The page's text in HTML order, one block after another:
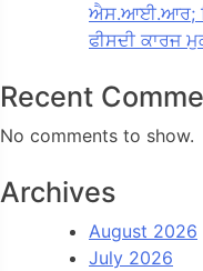
ਐਸ.ਆਈ.ਆਰ;
ਫੀਸਦੀ ਕਾਰਜ
Recent
No comments to show.
Archives
August 2026
July 2026